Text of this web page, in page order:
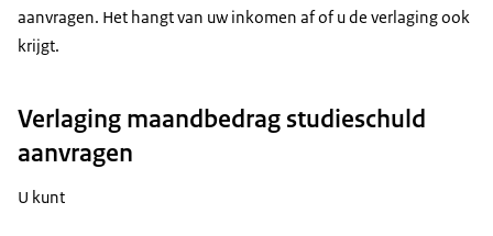
aanvragen. Het hangt van uw inkomen af of u de verlaging ook
krijgt.
Verlaging maandbedrag studieschuld
aanvragen
U kunt